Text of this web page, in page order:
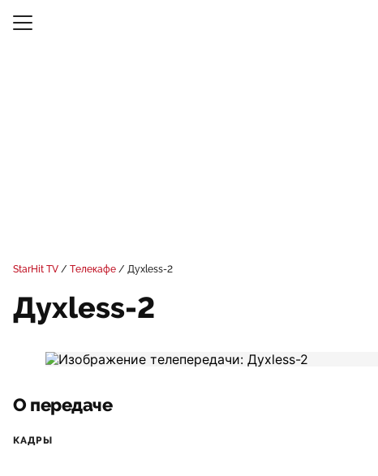
StarHit TV Телекафе Духless-2
Духless-2
О передаче
КАДРЫ